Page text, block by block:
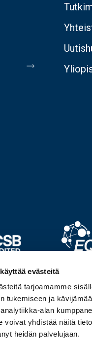
evästeitä
tarjoamamme
tukemiseen ja
alan
voivat yhdistää näitä
heidän palvelujaan.
Image